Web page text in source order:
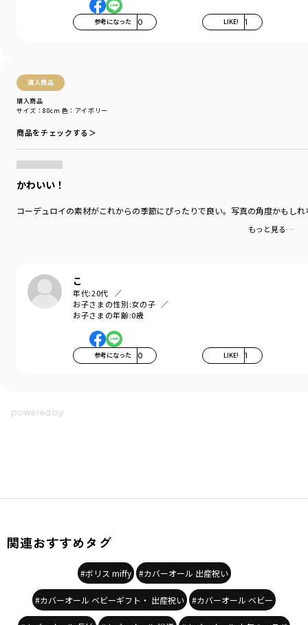
参考になった 0 LIKE! 1
購入商品
購入商品
サイズ：80cm 色：アイボリー
商品をチェックする＞
かわいい！
コーデュロイの素材がこれからの季節にぴったりで良い。写真の角度かもし
もっと見る…
こ
年代:20代
お子さまの性別:女の子
お子さまの年齢:0歳
参考になった 0 LIKE! 1
関連おすすめタグ
#ボリス miffy #カバーオール 出産祝い
#カバーオール ベビーギフト・ 出産祝い #カバーオール ベビー